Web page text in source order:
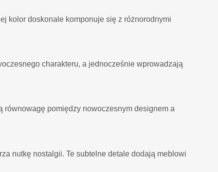
kolor doskonale komponuje się z różnorodnymi
charakteru, a jednocześnie wprowadzają
równowagę pomiędzy nowoczesnym designem a
nutkę nostalgii. Te subtelne detale dodają meblowi